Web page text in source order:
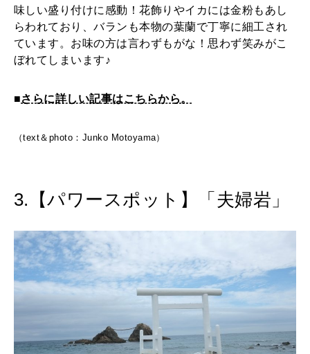
味しい盛り付けに感動！花飾りやイカには金粉もあし
らわれており、バランも本物の葉蘭で丁寧に細工され
ています。お味の方は言わずもがな！思わず笑みがこ
ぼれてしまいます♪
■さらに詳しい記事はこちらから。
（text＆photo：Junko Motoyama）
3.【パワースポット】「夫婦岩」